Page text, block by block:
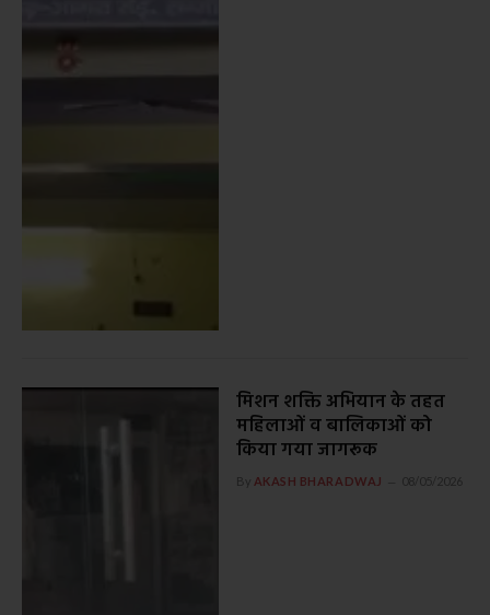
मिशन शक्ति अभियान के तहत
महिलाओं व बालिकाओं को
किया गया जागरूक
By AKASH BHARADWAJ 08/05/2026